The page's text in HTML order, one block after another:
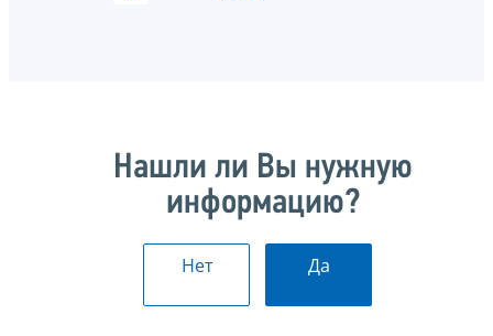
Нашли ли Вы нужную
информацию?
Нет Да